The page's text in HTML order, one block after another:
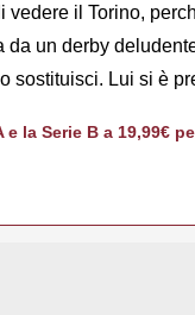
vedere il Torino,
da un derby
sostituisci. Lui si è
e la Serie B a 19,99€